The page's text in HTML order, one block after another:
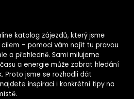
katalog zájezdů, který jsme
– pomoci vám najít tu pravou
a přehledně. Sami milujeme
a energie může zabrat hledání
Proto jsme se rozhodli dát
inspiraci i konkrétní tipy na